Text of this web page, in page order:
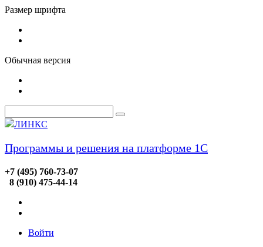
Размер шрифта
Обычная версия
ЛИНКС
Программы и решения на платформе 1С
+7 (495) 760-73-07
8 (910) 475-44-14
Войти